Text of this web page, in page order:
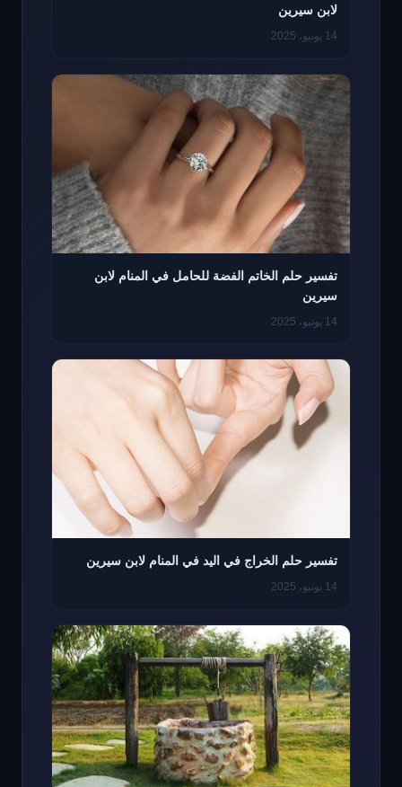
لابن سيرين
14 يونيو، 2025
تفسير حلم الخاتم الفضة للحامل في المنام لابن
سيرين
14 يونيو، 2025
تفسير حلم الخراج في اليد في المنام لابن سيرين
14 يونيو، 2025